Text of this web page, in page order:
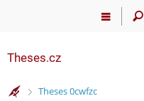
Theses.cz
>
Theses 0cwfzc